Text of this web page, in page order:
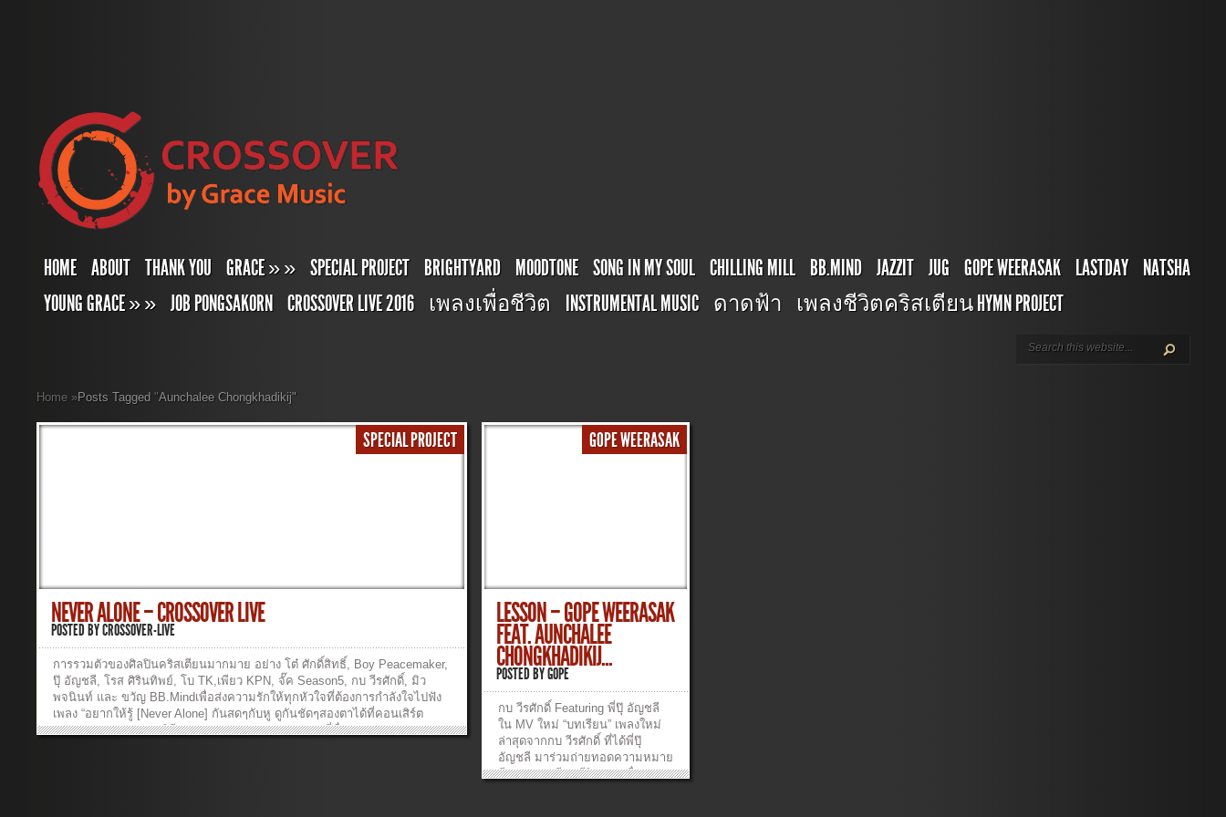
HOME ABOUT THANK YOU GRACE»» SPECIAL PROJECT BRIGHTYARD MOODTONE SONG IN MY SOUL CHILLING MILL BB.MIND JAZZIT JUG GOPE WEERASAK LASTDAY
NATSHA
YOUNG GRACE»» JOB PONGSAKORN CROSSOVER LIVE 2016 เพลงเพื่อชีวิต INSTRUMENTAL MUSIC ดาดฟ้า เพลงชีวิตคริสเตียน HYMN PROJECT
Home »Posts Tagged"Aunchalee Chongkhadikij"
SPECIAL PROJECT
NEVER ALONE – CROSSOVER LIVE
POSTED BYCROSSOVER-LIVE
การรวมตัวของศิลปินคริสเตียนมากมาย อย่าง โต๋ ศักดิ์สิทธิ์, Boy Peacemaker,
ปุ๊ อัญชลี, โรส ศิรินทิพย์, โบ TK,เพียว KPN, จั๊ค Season5, กบ วีรศักดิ์, มิว
พจนินท์ และ ขวัญ BB.Mindเพื่อส่งความรักให้ทุกหัวใจที่ต้องการกําลังใจไปฟัง
เพลง “อยากให้รู้ [Never Alone] กันสดๆกับหู ดูกันชัดๆสองตาได้ที่คอนเสิร์ต
CROSSOVER LIVE วิธีการ Download1. Right-click ที่ชื่อเพลง2. “Save
GOPE WEERASAK
LESSON – GOPE WEERASAK
FEAT. AUNCHALEE
CHONGKHADIKIJ...
POSTED BYGOPE
กบ วีรศักดิ์ Featuring พี่ปุ๊ อัญชลี
ใน MV ใหม่ “บทเรียน” เพลงใหม่
ล่าสุดจากกบ วีรศักดิ์ ที่ได้พี่ปุ๊
อัญชลี มาร่วมถ่ายทอดความหมาย
ดีๆ ของบทเรียนชีวิต และเรื่องราว